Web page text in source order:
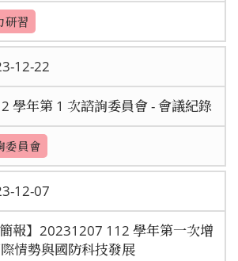
研習
12-22
學年第 1 次諮詢委員會 - 會議紀錄
委員會
12-07
簡報】20231207 112 學年第一次增
情勢與國防科技發展